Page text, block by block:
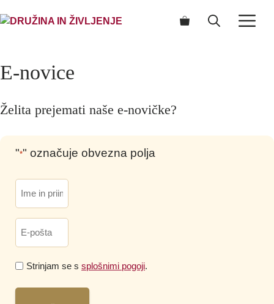
to
E-novice
Želita prejemati naše e-novičke?
"*" označuje obvezna polja
Prosimo,
da
Strinjam se s splošnimi pogoji.